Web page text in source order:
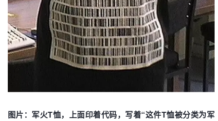
图片：军火T恤，上面印着代码，写着“这件T恤被分类为军